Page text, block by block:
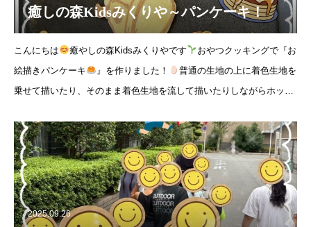
癒しの森Kidsみくりや～パンケーキ！
こんにちは 癒やしの森Kidsみくりやです
おやつクッキングで『お
絵描きパンケーキ
』を作りました！
普通の生地の上に着色生地を
乗せて描いたり、そのまま着色生地を流して描いたりしながらホット
べ
2025.09.26